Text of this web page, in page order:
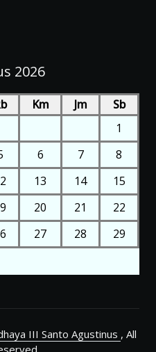
2026
Km Jm
Sb
1
6 7
8
13 14
15
20 21
22
27 28
29
III Santo Agustinus , All